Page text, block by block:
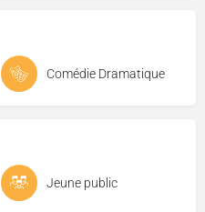
Comédie Dramatique
Jeune public